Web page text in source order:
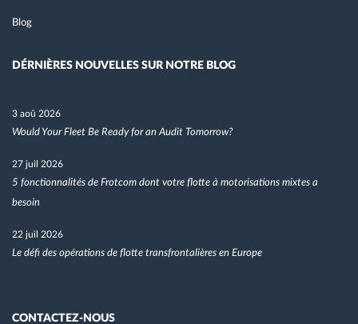
Blog
DÉRNIÈRES NOUVELLES SUR NOTRE BLOG
3 aoû 2026
Would Your Fleet Be Ready for an Audit Tomorrow?
27 juil 2026
5 fonctionnalités de Frotcom dont votre flotte à motorisations mixtes a
besoin
22 juil 2026
Le défi des opérations de flotte transfrontalières en Europe
CONTACTEZ-NOUS